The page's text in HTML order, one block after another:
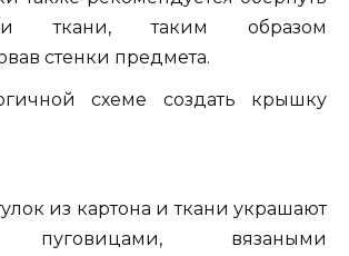
ткани, таким образом
стенки предмета.
схеме создать крышку
из картона и ткани украшают
пуговицами, вязаными